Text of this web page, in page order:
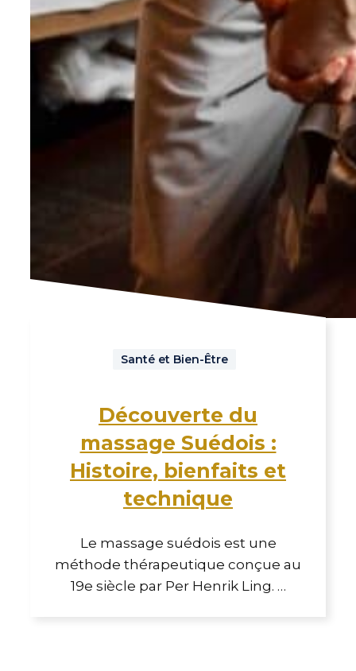
Santé et Bien-Être
Découverte du
massage Suédois :
Histoire, bienfaits et
technique
Le massage suédois est une
méthode thérapeutique conçue au
19e siècle par Per Henrik Ling. …